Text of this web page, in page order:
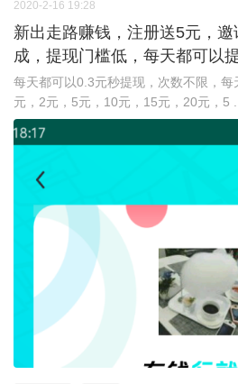
2020-2-16 19:28
新出走路赚钱，注册送5元，
成，提现门槛低，每天都可以
每天都可以0.3元秒提现，次数不限，每
元，2元，5元，10元，15元，20元，5 ...